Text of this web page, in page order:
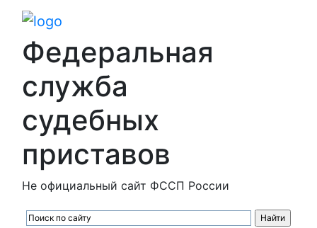
Федеральная
служба
судебных
приставов
Не официальный сайт ФССП России